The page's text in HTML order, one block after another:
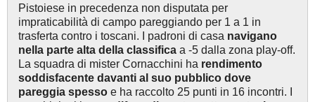
Pistoiese in precedenza non disputata per
impraticabilità di campo pareggiando per 1 a 1 in
trasferta contro i toscani. I padroni di casa navigano
nella parte alta della classifica a -5 dalla zona play-off.
La squadra di mister Cornacchini ha rendimento
soddisfacente davanti al suo pubblico dove
pareggia spesso e ha raccolto 25 punti in 16 incontri. I